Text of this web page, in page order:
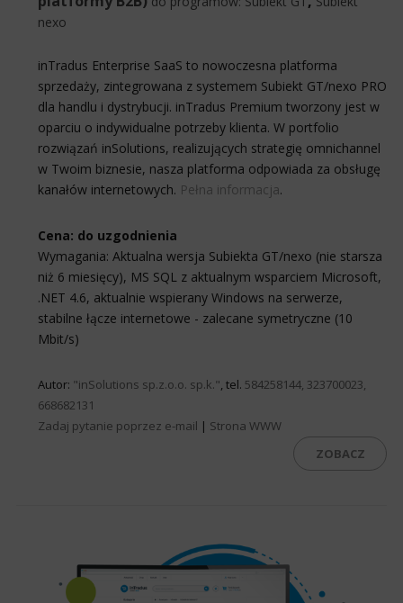
nexo
inTradus Enterprise SaaS to nowoczesna platforma
sprzedaży, zintegrowana z systemem Subiekt GT/nexo PRO
dla handlu i dystrybucji. inTradus Premium tworzony jest w
oparciu o indywidualne potrzeby klienta. W portfolio
rozwiązań inSolutions, realizujących strategię omnichannel
w Twoim biznesie, nasza platforma odpowiada za obsługę
kanałów internetowych. Pełna informacja.
Cena: do uzgodnienia
Wymagania: Aktualna wersja Subiekta GT/nexo (nie starsza
niż 6 miesięcy), MS SQL z aktualnym wsparciem Microsoft,
.NET 4.6, aktualnie wspierany Windows na serwerze,
stabilne łącze internetowe - zalecane symetryczne (10
Mbit/s)
Autor: "inSolutions sp.z.o.o. sp.k.", tel. 584258144, 323700023,
668682131
Zadaj pytanie poprzez e-mail | Strona WWW
ZOBACZ